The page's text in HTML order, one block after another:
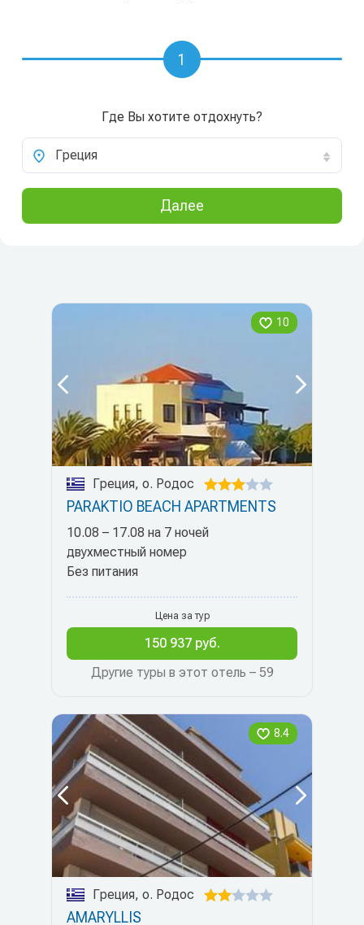
Где Вы хотите отдохнуть?
Греция
Далее
1
10
Греция, о. Родос
PARAKTIO BEACH APARTMENTS
10.08 – 17.08 на 7 ночей
двухместный номер
Без питания
Другие туры в этот отель – 59
Цена за тур
150 937 руб.
8.4
Греция, о. Родос
AMARYLLIS